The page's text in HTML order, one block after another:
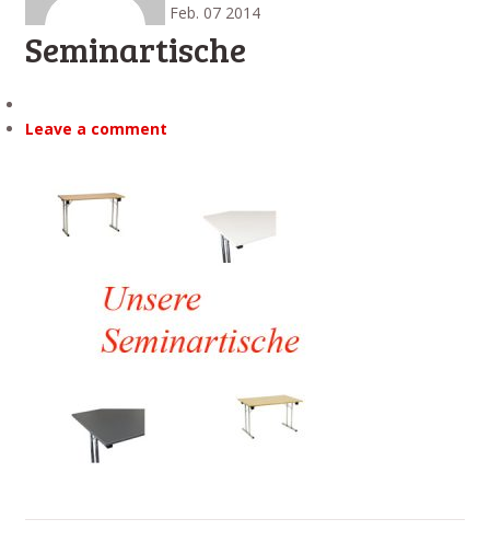
Feb. 07 2014
Seminartische
Leave a comment